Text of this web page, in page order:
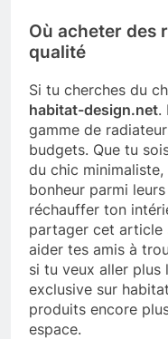
Où acheter des
qualité
Si tu cherches du
habitat-design.net.
gamme de
budgets. Que tu
du chic
bonheur parmi
réchauffer ton
partager cet article
aider tes amis à
si tu veux aller
exclusive sur
produits encore
espace.